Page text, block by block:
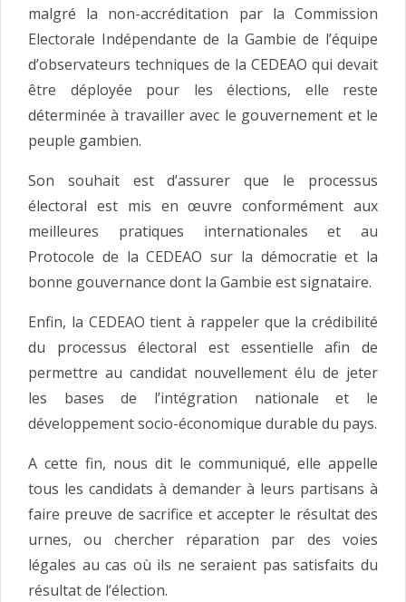
malgré la non-accréditation par la Commission
Electorale Indépendante de la Gambie de l’équipe
d’observateurs techniques de la CEDEAO qui devait
être déployée pour les élections, elle reste
déterminée à travailler avec le gouvernement et le
peuple gambien.
Son souhait est d’assurer que le processus
électoral est mis en œuvre conformément aux
meilleures pratiques internationales et au
Protocole de la CEDEAO sur la démocratie et la
bonne gouvernance dont la Gambie est signataire.
Enfin, la CEDEAO tient à rappeler que la crédibilité
du processus électoral est essentielle afin de
permettre au candidat nouvellement élu de jeter
les bases de l’intégration nationale et le
développement socio-économique durable du pays.
A cette fin, nous dit le communiqué, elle appelle
tous les candidats à demander à leurs partisans à
faire preuve de sacrifice et accepter le résultat des
urnes, ou chercher réparation par des voies
légales au cas où ils ne seraient pas satisfaits du
résultat de l’élection.